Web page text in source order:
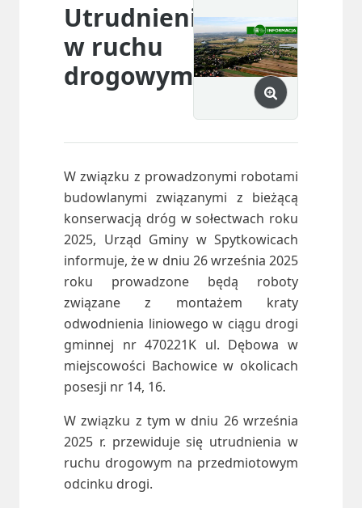
Utrudnienia
w ruchu
drogowym
W związku z prowadzonymi robotami
budowlanymi związanymi z bieżącą
konserwacją dróg w sołectwach roku
2025, Urząd Gminy w Spytkowicach
informuje, że w dniu 26 września 2025
roku prowadzone będą roboty
związane z montażem kraty
odwodnienia liniowego w ciągu drogi
gminnej nr 470221K ul. Dębowa w
miejscowości Bachowice w okolicach
posesji nr 14, 16.
W związku z tym w dniu 26 września
2025 r. przewiduje się utrudnienia w
ruchu drogowym na przedmiotowym
odcinku drogi.